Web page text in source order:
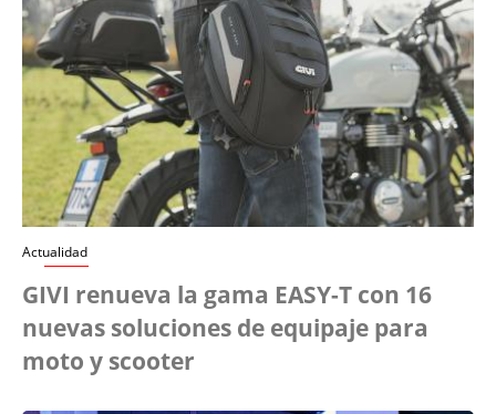
Actualidad
GIVI renueva la gama EASY-T con 16
nuevas soluciones de equipaje para
moto y scooter